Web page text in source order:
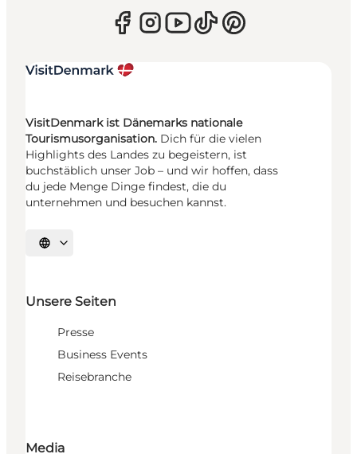
VisitDenmark ist Dänemarks nationale
Tourismusorganisation. Dich für die vielen
Highlights des Landes zu begeistern, ist
buchstäblich unser Job – und wir hoffen, dass
du jede Menge Dinge findest, die du
unternehmen und besuchen kannst.
Sprache auswählen
Unsere Seiten
Presse
Business Events
Reisebranche
Media